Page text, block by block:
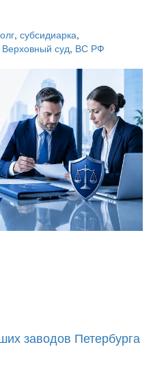
Верховный суд,ВС РФ